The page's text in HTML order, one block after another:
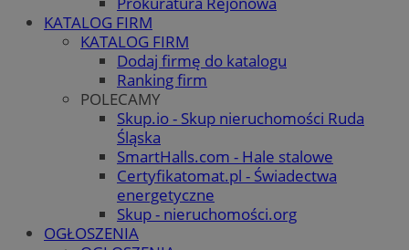
KATALOG FIRM
KATALOG FIRM
Dodaj firmę do katalogu
Ranking firm
POLECAMY
Skup.io - Skup nieruchomości Ruda
Śląska
SmartHalls.com - Hale stalowe
Certyfikatomat.pl - Świadectwa
energetyczne
Skup - nieruchomości.org
OGŁOSZENIA